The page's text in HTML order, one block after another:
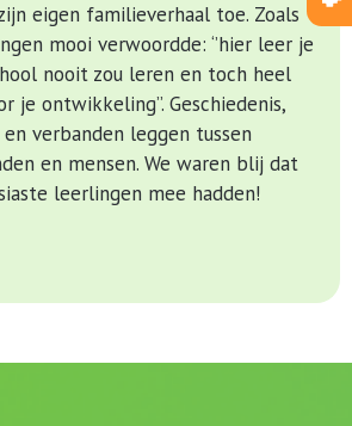
eigen familieverhaal toe. Zoals
mooi verwoordde: ‘’hier leer je
nooit zou leren en toch heel
je ontwikkeling’’. Geschiedenis,
verbanden leggen tussen
en mensen. We waren blij dat
leerlingen mee hadden!